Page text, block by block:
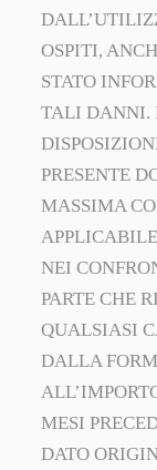
OSPITI,
STATO
TALI DANNI.
PRESENTE
MASSIMA
NEI
PARTE CHE
QUALSIASI
DALLA
MESI
DATO